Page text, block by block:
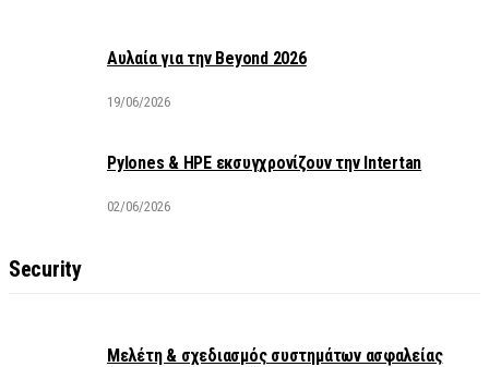
Αυλαία για την Beyond 2026
19/06/2026
Pylones & HPE εκσυγχρονίζουν την Intertan
02/06/2026
Security
Μελέτη & σχεδιασμός συστημάτων ασφαλείας